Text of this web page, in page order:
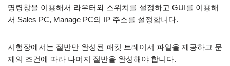
명령창을 이용해서 라우터와 스위치를 설정하고 GUI를 이용해
서 Sales PC, Manage PC의 IP 주소를 설정합니다.
시험장에서는 절반만 완성된 패킷 트레이서 파일을 제공하고 문
제의 조건에 따라 나머지 절반을 완성해야 합니다.